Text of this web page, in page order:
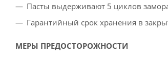
Пасты выдерживают 5 циклов
Гарантийный срок хранения в
МЕРЫ ПРЕДОСТОРОЖНОСТИ